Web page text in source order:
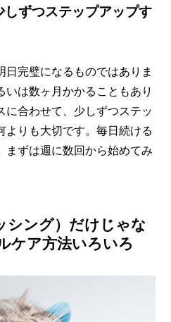
ずつステップアップす
完璧になるものではありま
は数ヶ月かかることもあり
に合わせて、少しずつステッ
よりも大切です。毎日続ける
まずは週に数回から始めてみ
シング）だけじゃな
ケア方法いろいろ